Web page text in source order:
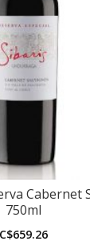
Cabernet
750ml
C$659.26